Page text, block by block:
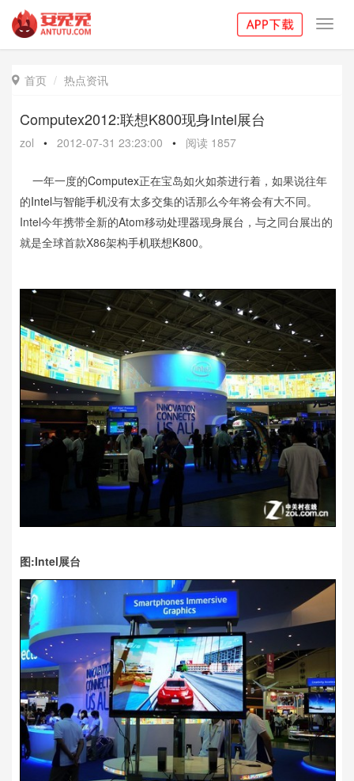
 首页 热点资讯
Computex2012:联想K800现身Intel展台
zol • 2012-07-31 23:23:00 • 阅读 1857
一年一度的Computex正在宝岛如火如荼进行着，如果说往年
的Intel与智能手机没有太多交集的话那么今年将会有大不同。
Intel今年携带全新的Atom移动处理器现身展台，与之同台展出的
就是全球首款X86架构手机联想K800。
图:Intel展台